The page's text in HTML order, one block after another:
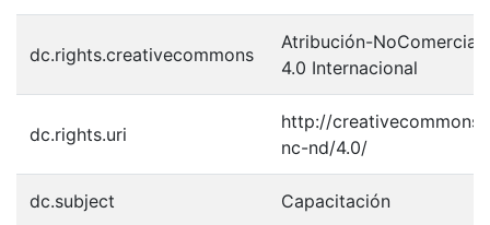
dc.rights.creativecommons
Atribución-
4.0 Internacional
dc.rights.uri
http://
nc-nd/4.0/
dc.subject Capacitación